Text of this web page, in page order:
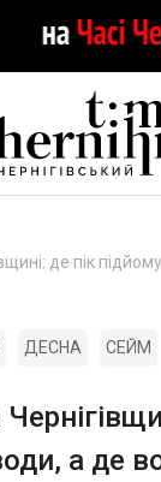
де пік
ДЕСНА СЕЙМ
а де